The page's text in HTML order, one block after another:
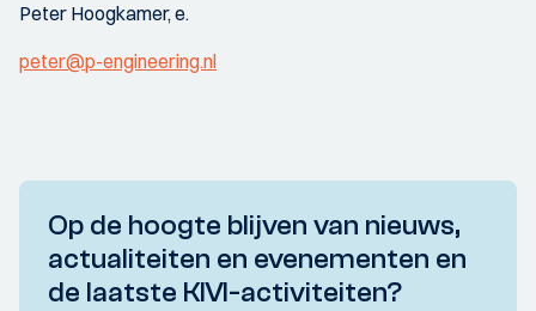
Peter Hoogkamer, e.
peter@p-engineering.nl
Op de hoogte blijven van nieuws,
actualiteiten en evenementen en
de laatste KIVI-activiteiten?